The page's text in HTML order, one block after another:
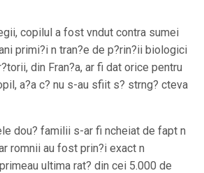
copilul a fost vndut contra sumei
primi?i n tran?e de p?rin?ii biologici
din Fran?a, ar fi dat orice pentru
a?a c? nu s-au sfiit s? strng? cteva
dou? familii s-ar fi ncheiat de fapt n
romnii au fost prin?i exact n
ultima rat? din cei 5.000 de